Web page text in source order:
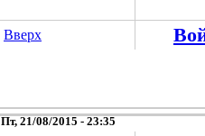
Вверх
Пт, 21/08/2015 - 23:35